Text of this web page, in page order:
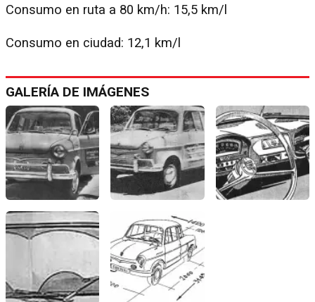
Consumo en ruta a 80 km/h: 15,5 km/l
Consumo en ciudad: 12,1 km/l
GALERÍA DE IMÁGENES